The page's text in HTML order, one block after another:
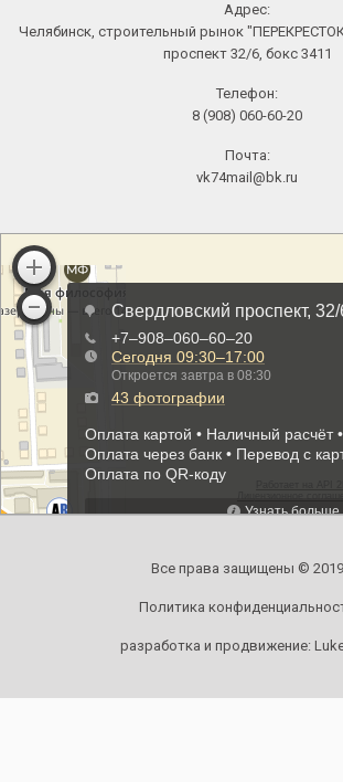
Адрес:
Челябинск, строительный рынок
проспект 32/6, бокс 3411
Телефон:
8 (908) 060-60-20
Почта:
vk74mail@bk.ru
Все права защищены © 2019
Политика
разработка и продвижение: